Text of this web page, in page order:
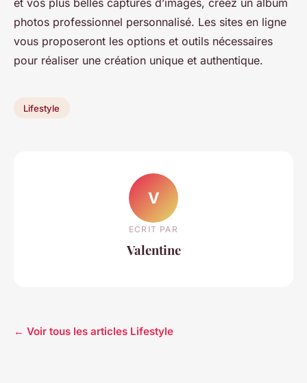
photos professionnel personnalisé. Les sites en ligne
vous proposeront les options et outils nécessaires
pour réaliser une création unique et authentique.
Lifestyle
V
ECRIT PAR
Valentine
← Voir tous les articles Lifestyle